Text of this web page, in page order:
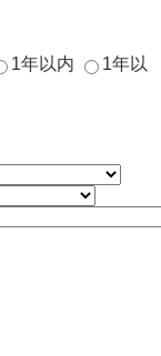
1年以内
1年以